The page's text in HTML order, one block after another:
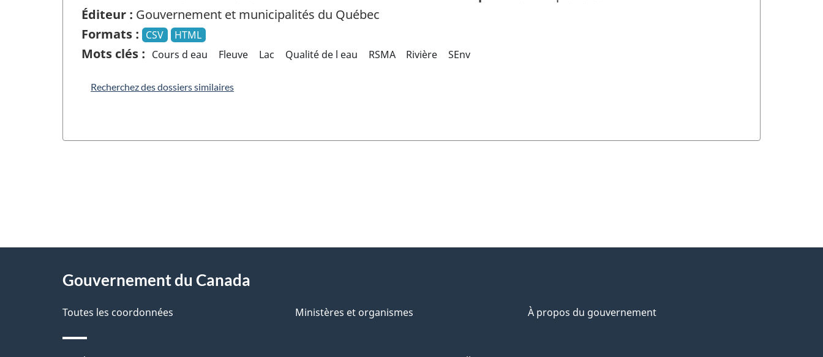
Éditeur : Gouvernement et municipalités du Québec
Formats : CSV HTML
Mots clés : Cours d eau Fleuve Lac Qualité de l eau RSMA Rivière SEnv
Recherchez des dossiers similaires
D
é
t
a
i
Gouvernement du Canada
Toutes les coordonnées Ministères et organismes À propos du gouvernement